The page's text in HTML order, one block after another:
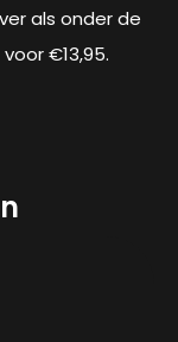
als onder de
€13,95.